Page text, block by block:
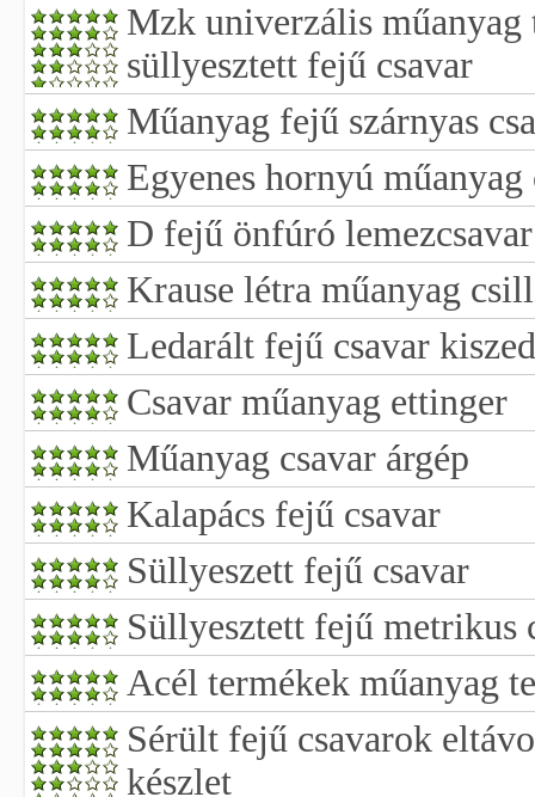
Mzk univerzális
süllyesztett fejű csavar
Műanyag fejű szárnyas
Egyenes hornyú műanyag
D fejű önfúró
Krause létra műanyag
Ledarált fejű csavar
Csavar műanyag ettinger
Műanyag csavar árgép
Kalapács fejű csavar
Süllyeszett fejű csavar
Süllyesztett fejű metrikus
Acél termékek műanyag
Sérült fejű csavarok
készlet